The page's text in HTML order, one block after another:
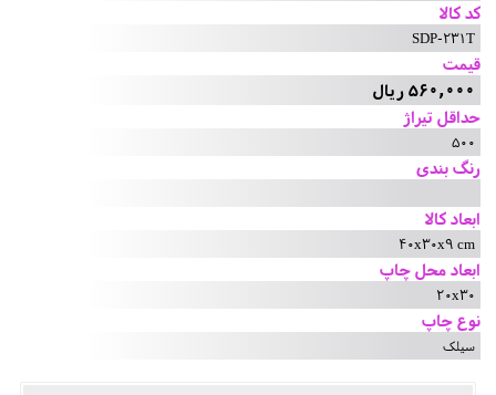
کد کالا
SDP-231T
قیمت
560,000 ریال
حداقل تیراژ
500
رنگ بندی
ابعاد کالا
40x30x9 cm
ابعاد محل چاپ
20x30
نوع چاپ
سیلک